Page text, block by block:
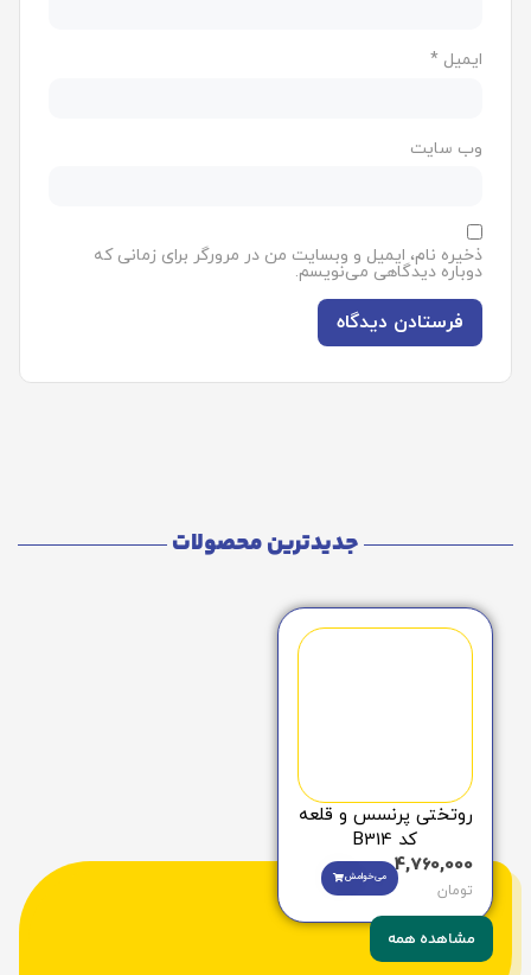
ایمیل *
وب‌ سایت
ذخیره نام، ایمیل و وبسایت من در مرورگر برای زمانی که
دوباره دیدگاهی می‌نویسم.
جدیدترین محصولات
روتختی پرنسس و قلعه
کد B314
4,760,000
تومان
می‌خوامش
مشاهده همه